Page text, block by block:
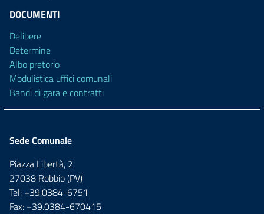
DOCUMENTI
Delibere
Determine
Albo pretorio
Modulistica uffici comunali
Bandi di gara e contratti
Sede Comunale
Piazza Libertà, 2
27038 Robbio (PV)
Tel: +39.0384-6751
Fax: +39.0384-670415